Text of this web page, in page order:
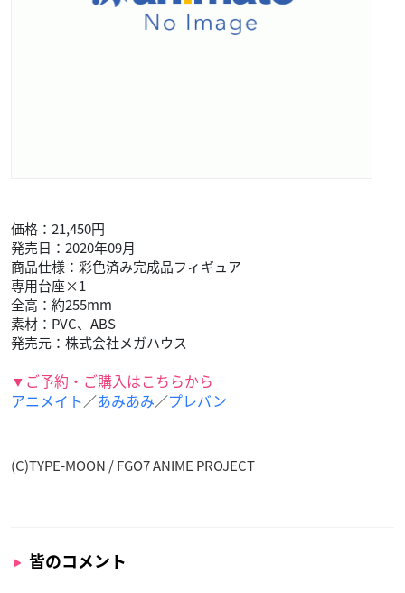
価格：21,450円
発売日：2020年09月
商品仕様：彩色済み完成品フィギュア
専用台座×1
全高：約255mm
素材：PVC、ABS
発売元：株式会社メガハウス
▼ご予約・ご購入はこちらから
アニメイト／あみあみ／プレバン
(C)TYPE-MOON / FGO7 ANIME PROJECT
皆のコメント